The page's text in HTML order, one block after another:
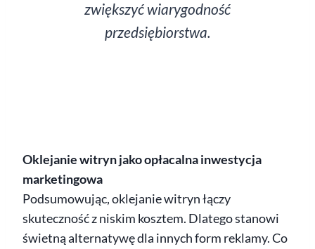
zwiększyć wiarygodność
przedsiębiorstwa.
Oklejanie witryn jako opłacalna inwestycja
marketingowa
Podsumowując, oklejanie witryn łączy
skuteczność z niskim kosztem. Dlatego stanowi
świetną alternatywę dla innych form reklamy. Co